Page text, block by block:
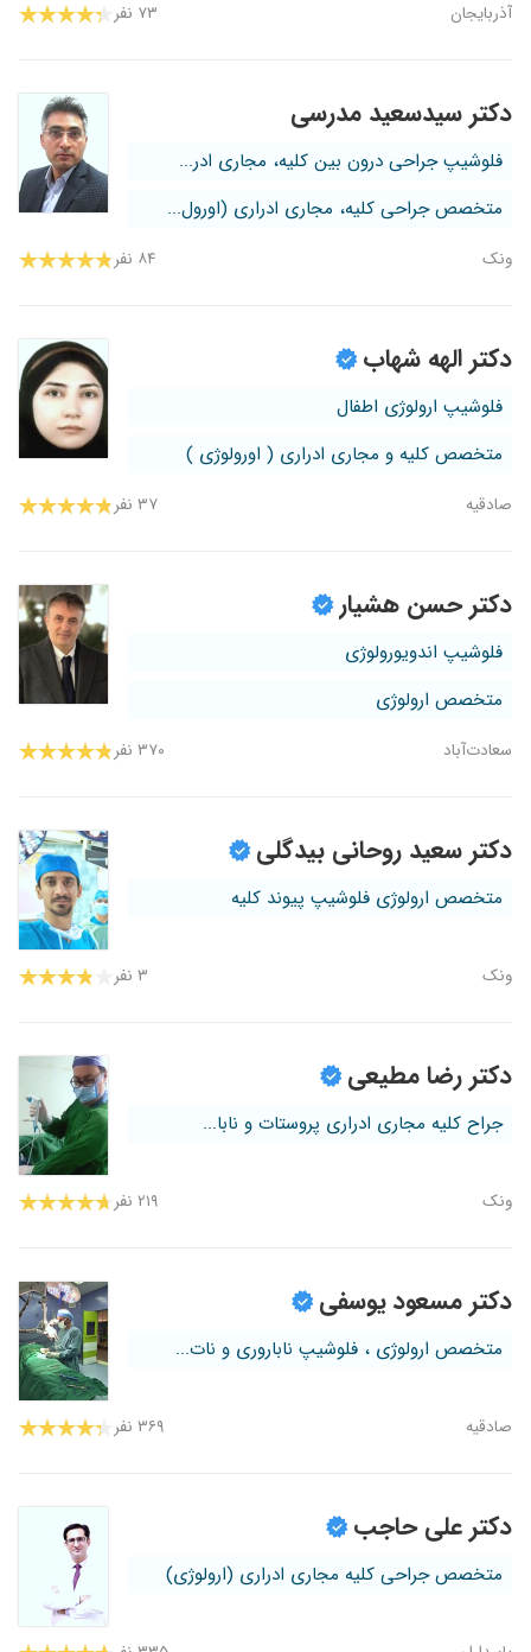
آذربایجان ۷۳ نفر
دکتر سیدسعید مدرسی
فلوشیپ جراحی درون بین کلیه، مجاری ادر...
متخصص جراحی کلیه، مجاری ادراری (اورول...
ونک ۸۴ نفر
دکتر الهه شهاب
فلوشیپ ارولوژی اطفال
متخصص کلیه و مجاری ادراری ( اورولوژی )
صادقیه ۳۷ نفر
دکتر حسن هشیار
فلوشیپ اندویورولوژی
متخصص ارولوژی
سعادت‌آباد ۳۷۰ نفر
دکتر سعید روحانی بیدگلی
متخصص ارولوژی فلوشیپ پیوند کلیه
ونک ۳ نفر
دکتر رضا مطیعی
جراح کلیه مجاری ادراری پروستات و نابا...
ونک ۲۱۹ نفر
دکتر مسعود یوسفی
متخصص ارولوژی ، فلوشیپ ناباروری و نات...
صادقیه ۳۶۹ نفر
دکتر علی حاجب
متخصص جراحی کلیه مجاری ادراری (ارولوژی)